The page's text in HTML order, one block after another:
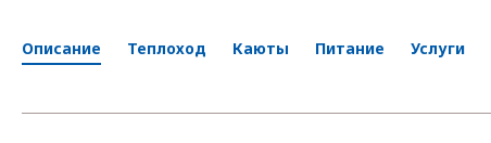
Описание Теплоход Каюты Питание Услуги